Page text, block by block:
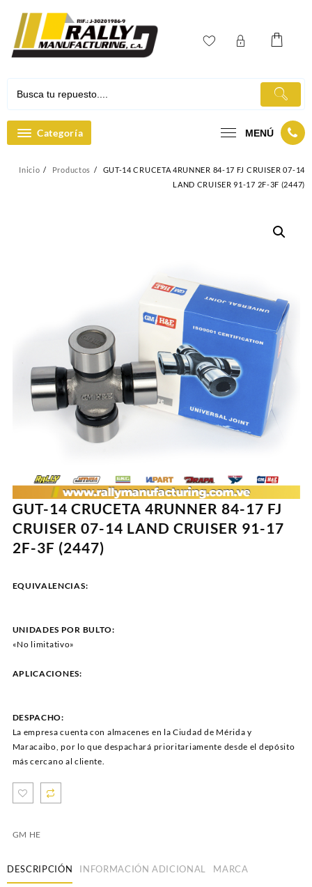
contenido
Categoría MENÚ
Inicio Productos
GUT-14 CRUCETA 4RUNNER 84-17 FJ CRUISER 07-14
LAND CRUISER 91-17 2F-3F (2447)
GUT-14 CRUCETA 4RUNNER 84-17 FJ
CRUISER 07-14 LAND CRUISER 91-17
2F-3F (2447)
EQUIVALENCIAS:
UNIDADES POR BULTO:
«No limitativo»
APLICACIONES:
DESPACHO:
La empresa cuenta con almacenes en la Ciudad de Mérida y
Maracaibo, por lo que despachará prioritariamente desde el depósito
más cercano al cliente.
GM HE
DESCRIPCIÓN INFORMACIÓN ADICIONAL MARCA